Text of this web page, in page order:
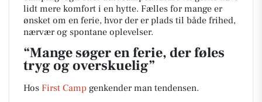
lidt mere komfort i en hytte. Fælles for mange er
ønsket om en ferie, hvor der er plads til både frihed,
nærvær og spontane oplevelser.
“Mange søger en ferie, der føles
tryg og overskuelig”
Hos First Camp genkender man tendensen.